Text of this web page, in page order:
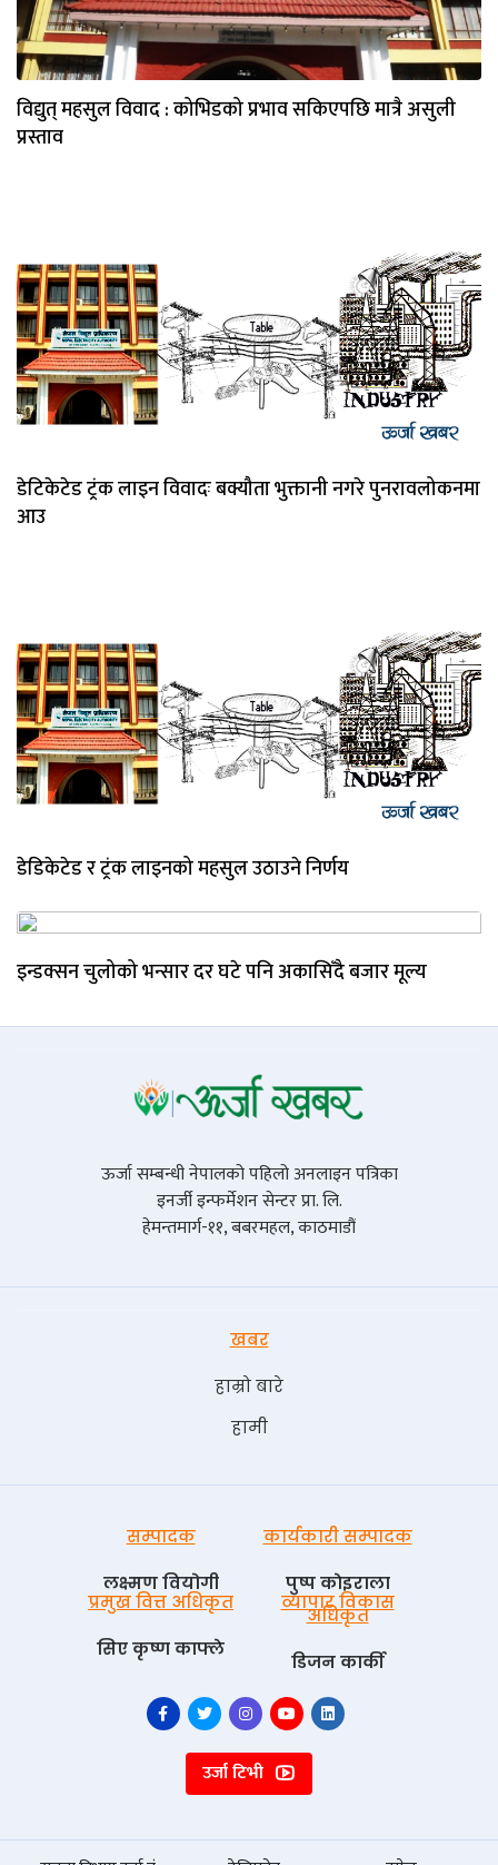
विद्युत् महसुल विवाद : कोभिडको प्रभाव सकिएपछि मात्रै असुली
प्रस्ताव
डेटिकेटेड ट्रंक लाइन विवादः बक्यौता भुक्तानी नगरे पुनरावलोकनमा
आउ
डेडिकेटेड र ट्रंक लाइनको महसुल उठाउने निर्णय
इन्डक्सन चुलोको भन्सार दर घटे पनि अकासिँदै बजार मूल्य
ऊर्जा सम्बन्धी नेपालको पहिलो अनलाइन पत्रिका
इनर्जी इन्फर्मेशन सेन्टर प्रा. लि.
हेमन्तमार्ग-११, बबरमहल, काठमाडौं
खबर
हाम्रो बारे
हामी
सम्पादक
लक्ष्मण वियोगी
कार्यकारी सम्पादक
पुष्प काेइराला
प्रमुख वित्त अधिकृत
सिए कृष्ण काफ्ले
व्यापार विकास
अधिकृत
डिजन कार्की
उर्जा टिभी